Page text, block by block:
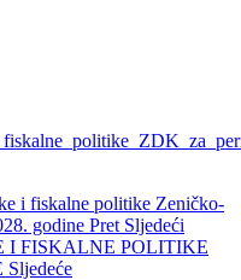
i fiskalne politike Zeničko-
godine Pret Sljedeći
I FISKALNE POLITIKE
Sljedeće